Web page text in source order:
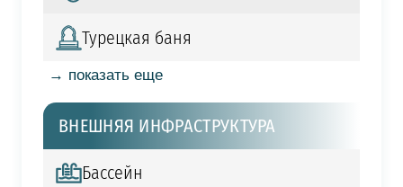
Турецкая баня
→ показать еще
ВНЕШНЯЯ ИНФРАСТРУКТУРА
Бассейн